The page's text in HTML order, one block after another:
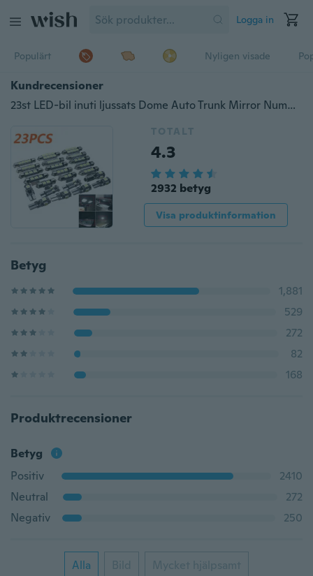
Logga in
Populärt Nyligen visade
Kundrecensioner
23st LED-bil inuti ljussats Dome Auto Trunk Mirror Nummerplåtslampor
TOTALT
4.3
2932 betyg
Visa produktinformation
Betyg
1,881
529
272
82
168
Produktrecensioner
Betyg
Positiv
2410
Neutral
272
Negativ
250
Alla Bild Mycket hjälpsamt